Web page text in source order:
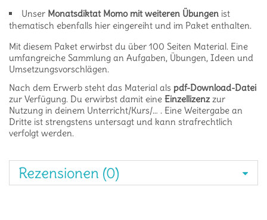
Unser Monatsdiktat Momo mit weiteren Übungen ist
thematisch ebenfalls hier eingereiht und im Paket enthalten.
Mit diesem Paket erwirbst du über 100 Seiten Material. Eine
umfangreiche Sammlung an Aufgaben, Übungen, Ideen und
Umsetzungsvorschlägen.
Nach dem Erwerb steht das Material als pdf-Download-Datei
zur Verfügung. Du erwirbst damit eine Einzellizenz zur
Nutzung in deinem Unterricht/Kurs/… . Eine Weitergabe an
Dritte ist strengstens untersagt und kann strafrechtlich
verfolgt werden.
Rezensionen (0)